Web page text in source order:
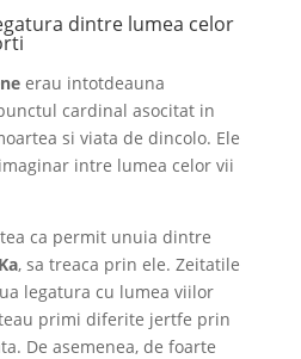
dintre lumea celor
erau intotdeauna
cardinal asocitat in
si viata de dincolo. Ele
intre lumea celor vii
ca permit unuia dintre
Ka, sa treaca prin ele. Zeitatile
legatura cu lumea viilor
primi diferite jertfe prin
De asemenea, de foarte